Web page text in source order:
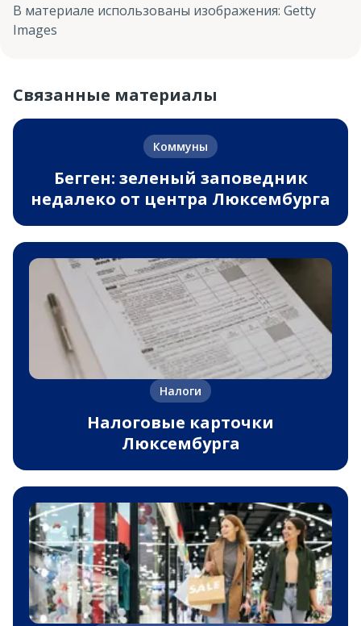
В материале использованы изображения: Getty
Images
Связанные материалы
Коммуны
Бегген: зеленый заповедник
недалеко от центра Люксембурга
Налоги
Налоговые карточки
Люксембурга